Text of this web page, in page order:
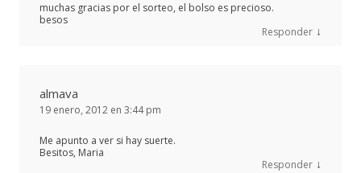
muchas gracias por el sorteo, el bolso es precioso.
besos
Responder ↓
almava
19 enero, 2012 en 3:44 pm
Me apunto a ver si hay suerte.
Besitos, Maria
Responder ↓